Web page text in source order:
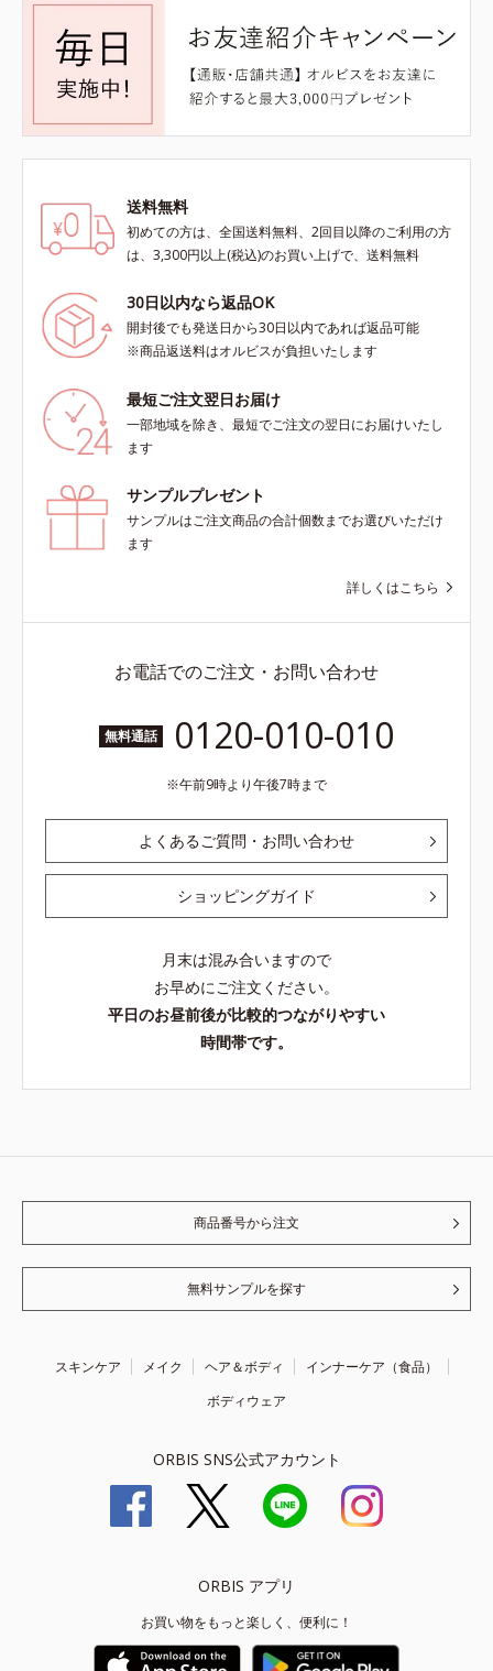
送料無料
初めての方は、全国送料無料、2回目以降のご利用の方
は、3,300円以上(税込)のお買い上げで、送料無料
30日以内なら返品OK
開封後でも発送日から30日以内であれば返品可能
※商品返送料はオルビスが負担いたします
最短ご注文翌日お届け
一部地域を除き、最短でご注文の翌日にお届けいたし
ます
サンプルプレゼント
サンプルはご注文商品の合計個数までお選びいただけ
ます
詳しくはこちら
お電話でのご注文・お問い合わせ
無料通話 0120-010-010
午前9時より午後7時まで
よくあるご質問・お問い合わせ
ショッピングガイド
月末は混み合いますので
お早めにご注文ください。
平日のお昼前後が比較的つながりやすい
時間帯です。
商品番号から注文
無料サンプルを探す
スキンケア メイク ヘア＆ボディ
インナーケア（食品）
ボディウェア
ORBIS SNS公式アカウント
ORBIS アプリ
お買い物をもっと楽しく、便利に！